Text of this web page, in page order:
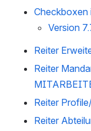
Checkboxen
Version
Reiter
Reiter
Reiter
Reiter